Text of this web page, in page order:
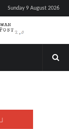
Sunday 9 August 2026